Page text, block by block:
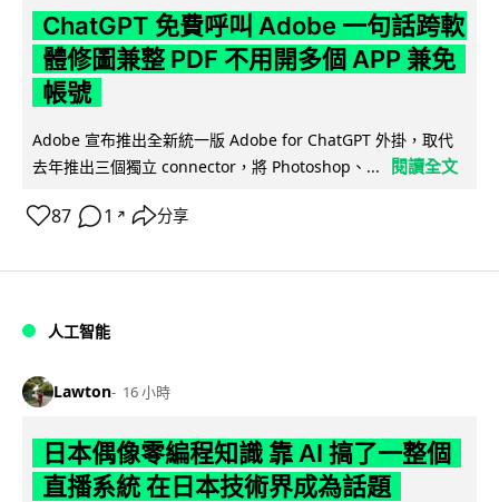
ChatGPT 免費呼叫 Adobe 一句話跨軟
體修圖兼整 PDF 不用開多個 APP 兼免
帳號
Adobe 宣布推出全新統一版 Adobe for ChatGPT 外掛，取代
去年推出三個獨立 connector，將 Photoshop、...
閱讀全文
87 1 ↗ 分享
人工智能
Lawton 16 小時
日本偶像零編程知識 靠 AI 搞了一整個
直播系統 在日本技術界成為話題